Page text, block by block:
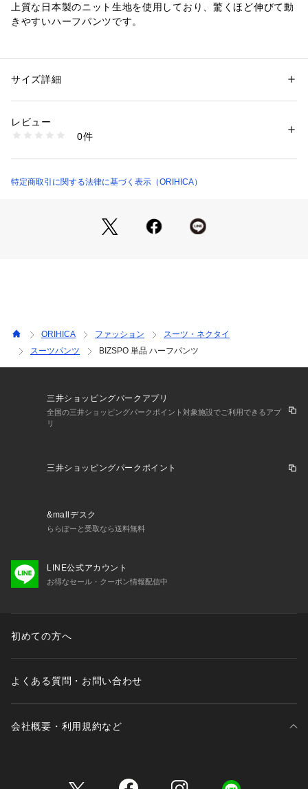
上質な日本製のニット生地を使用しており、驚くほど伸びて動
きやすいハーフパンツです。
濯機でも洗えますので、夏のアクティブなシーンに最適なハー
・ウエスト脇シャーリング仕様により、ウエスト周りもストレ
・休日カジュアルからスポーツシーンまで対応可能。
性別：メンズ
素材：表地：ポリエステル88%・ポリウレタン12%
4240000003222
サイズ詳細
レビュー
0件
特定商取引に関する法律に基づく表示（ORIHICA）
ORIHICA ファッション
スーツ・ネクタイ
スーツパンツ
BIZSPO 単品 ハーフパンツ
三井ショッピングパークアプリ
全国の三井ショッピングパークポイント対象施設でご利用できるアプ
リ
三井ショッピングパークポイント
&mallデスク
ららぽーと受取なら送料無料
LINE公式アカウント
お得なセール・クーポン情報配信中
初めての方へ
よくある質問・お問い合わせ
会社概要・利用規約など